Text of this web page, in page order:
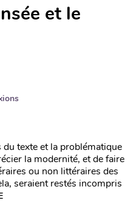
et le
texte et la problématique
la modernité, et de faire
ou non littéraires des
seraient restés incompris